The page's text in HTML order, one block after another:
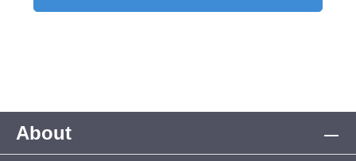
About